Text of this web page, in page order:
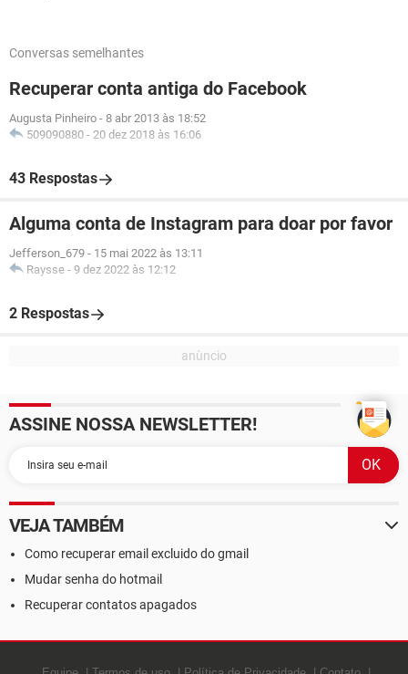
Conversas semelhantes
Recuperar conta antiga do Facebook
Augusta Pinheiro - 8 abr 2013 às 18:52
509090880 - 20 dez 2018 às 16:06
43 Respostas
Alguma conta de Instagram para doar por favor
Jefferson_679 - 15 mai 2022 às 13:11
Raysse - 9 dez 2022 às 12:12
2 Respostas
ASSINE NOSSA NEWSLETTER!
VEJA TAMBÉM
Como recuperar email excluido do gmail
Mudar senha do hotmail
Recuperar contatos apagados